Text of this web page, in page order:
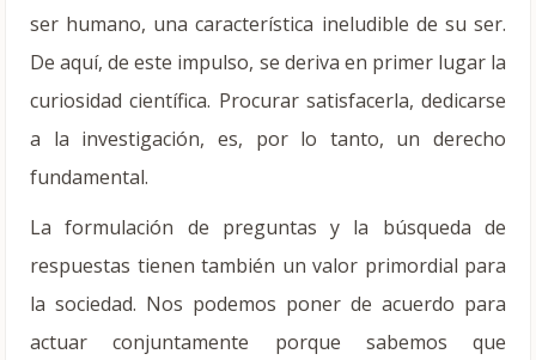
ser humano, una característica ineludible de su ser.
De aquí, de este impulso, se deriva en primer lugar la
curiosidad científica. Procurar satisfacerla, dedicarse
a la investigación, es, por lo tanto, un derecho
fundamental.
La formulación de preguntas y la búsqueda de
respuestas tienen también un valor primordial para
la sociedad. Nos podemos poner de acuerdo para
actuar conjuntamente porque sabemos que